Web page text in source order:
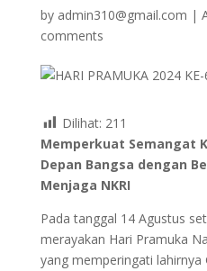
by admin310@gmail.com |
comments
Dilihat: 211
Memperkuat Semangat
Depan Bangsa dengan
Menjaga NKRI
Pada tanggal 14 Agustus
merayakan Hari Pramuka
yang memperingati lahirnya